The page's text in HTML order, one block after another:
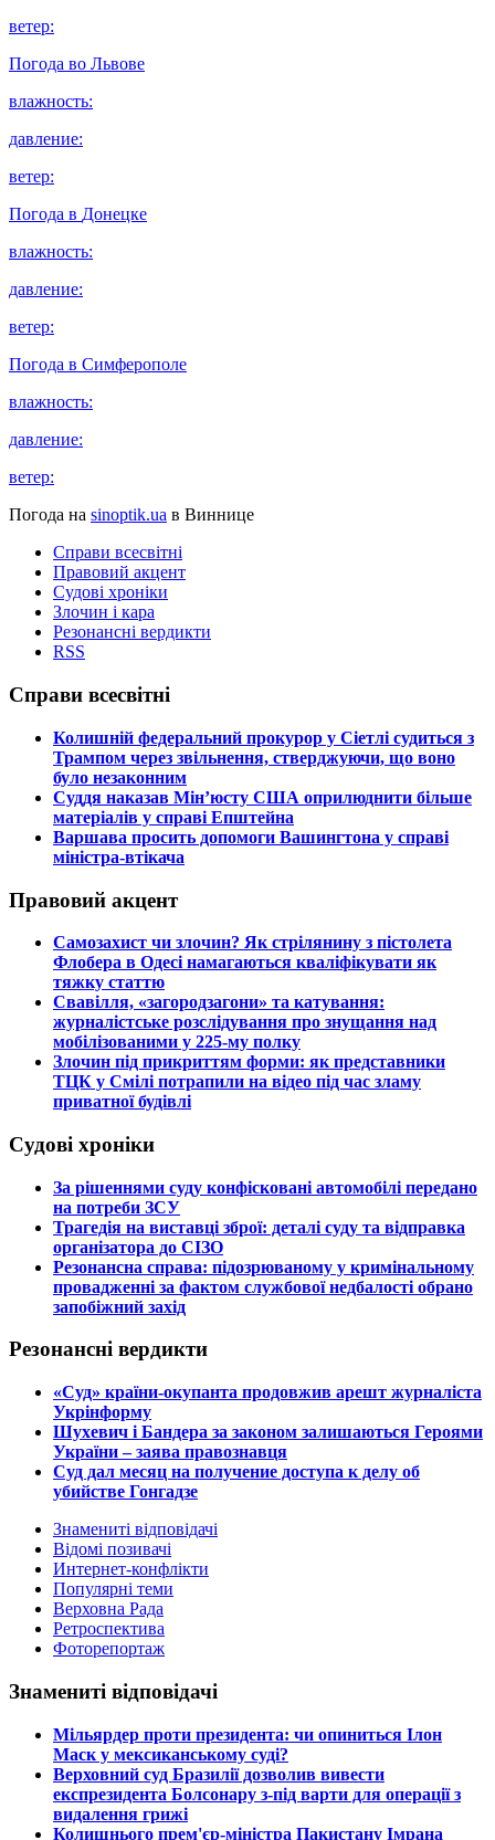
ветер:
Погода во Львове
влажность:
давление:
ветер:
Погода в Донецке
влажность:
давление:
ветер:
Погода в Симферополе
влажность:
давление:
ветер:
Погода на sinoptik.ua в Виннице
Справи всесвітні
Правовий акцент
Судові хроніки
Злочин і кара
Резонансні вердикти
RSS
Справи всесвітні
​Колишній федеральний прокурор у Сіетлі судиться з
Трампом через звільнення, стверджуючи, що воно
було незаконним
​Суддя наказав Мін’юсту США оприлюднити більше
матеріалів у справі Епштейна
​Варшава просить допомоги Вашингтона у справі
міністра-втікача
Правовий акцент
​Самозахист чи злочин? Як стрілянину з пістолета
Флобера в Одесі намагаються кваліфікувати як
тяжку статтю
​Свавілля, «загородзагони» та катування:
журналістське розслідування про знущання над
мобілізованими у 225-му полку
​Злочин під прикриттям форми: як представники
ТЦК у Смілі потрапили на відео під час зламу
приватної будівлі
Судові хроніки
​За рішеннями суду конфісковані автомобілі передано
на потреби ЗСУ
​Трагедія на виставці зброї: деталі суду та відправка
організатора до СІЗО
​Резонансна справа: підозрюваному у кримінальному
провадженні за фактом службової недбалості обрано
запобіжний захід
Резонансні вердикти
​«Суд» країни-окупанта продовжив арешт журналіста
Укрінформу
Шухевич і Бандера за законом залишаються Героями
України – заява правознавця
Суд дал месяц на получение доступа к делу об
убийстве Гонгадзе
Знамениті відповідачі
Відомі позивачі
Интернет-конфлікти
Популярні теми
Верховна Рада
Ретроспектива
Фоторепортаж
Знамениті відповідачі
​Мільярдер проти президента: чи опиниться Ілон
Маск у мексиканському суді?
​Верховний суд Бразилії дозволив вивести
експрезидента Болсонару з-під варти для операції з
видалення грижі
​Колишнього прем'єр-міністра Пакистану Імрана